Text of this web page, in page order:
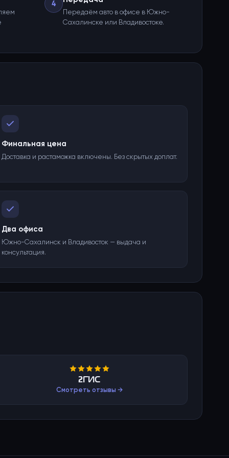
4
Передаём авто в офисе в Южно-
Сахалинске или Владивостоке.
Финальная цена
Доставка и растаможка включены. Без скрытых доплат.
Два офиса
Южно-Сахалинск и Владивосток — выдача и
консультация.
2ГИС
Смотреть отзывы →